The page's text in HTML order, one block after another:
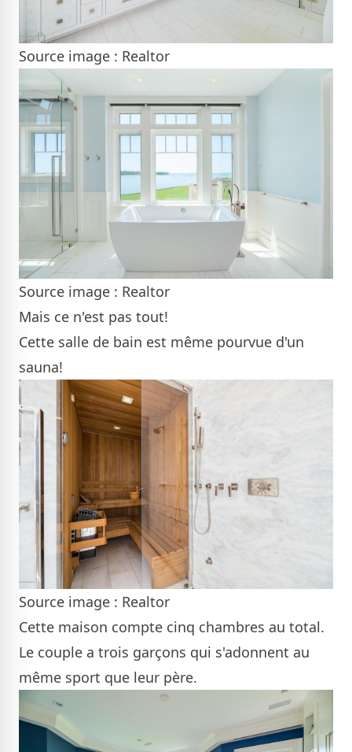
Source image : Realtor
Source image : Realtor
Mais ce n'est pas tout!
Cette salle de bain est même pourvue d'un
sauna!
Source image : Realtor
Cette maison compte cinq chambres au total.
Le couple a trois garçons qui s'adonnent au
même sport que leur père.